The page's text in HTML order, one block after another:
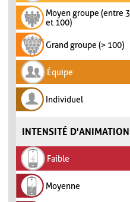
Moyen groupe (entre
et 100)
Grand groupe (> 100)
Équipe
Individuel
INTENSITÉ D'ANIMATION
Faible
Moyenne